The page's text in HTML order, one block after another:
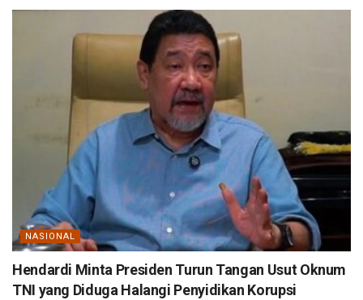
NASIONAL
Hendardi Minta Presiden Turun Tangan Usut Oknum
TNI yang Diduga Halangi Penyidikan Korupsi